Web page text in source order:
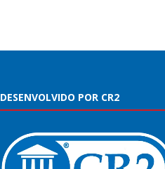
DESENVOLVIDO POR CR2